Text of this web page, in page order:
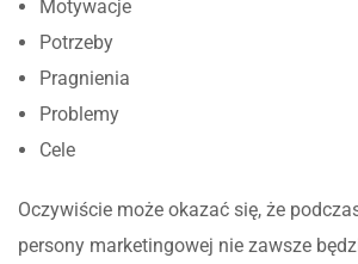
Motywacje
Potrzeby
Pragnienia
Problemy
Cele
Oczywiście może okazać się, że
persony marketingowej nie zawsze